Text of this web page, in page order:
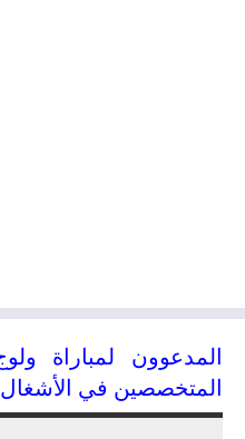
المدعوون لمباراة
المتخصصين في الأشغال